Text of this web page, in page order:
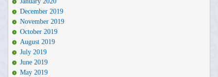
December 2019
November 2019
October 2019
August 2019
July 2019
June 2019
May 2019